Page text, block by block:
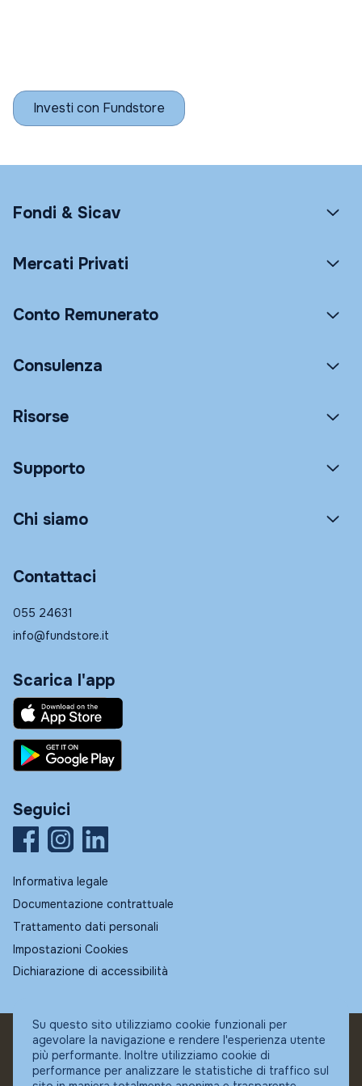
Investi con Fundstore
Fondi & Sicav
Mercati Privati
Conto Remunerato
Consulenza
Risorse
Supporto
Chi siamo
Contattaci
055 24631
info@fundstore.it
Scarica l'app
Seguici
Informativa legale
Documentazione contrattuale
Trattamento dati personali
Impostazioni Cookies
Dichiarazione di accessibilità
© Fundstore
Collocatore autorizzato:
Banca Ifigest SpA
Su questo sito utilizziamo cookie funzionali per
agevolare la navigazione e rendere l'esperienza utente
più performante. Inoltre utilizziamo cookie di
performance per analizzare le statistiche di traffico sul